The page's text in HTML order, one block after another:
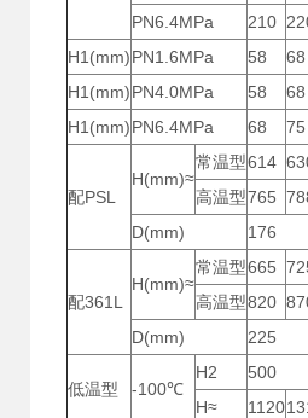
PN6.4MPa
210
H1(mm)PN1.6MPa 58 68
H1(mm)PN4.0MPa 58 68
H1(mm)PN6.4MPa 68 75
配PSL
H(mm)≈
常温型614
高温型765
D(mm)
176
配361L
H(mm)≈
常温型665
高温型820
D(mm)
225
低温型 -100℃
H2 500
H≈
1120